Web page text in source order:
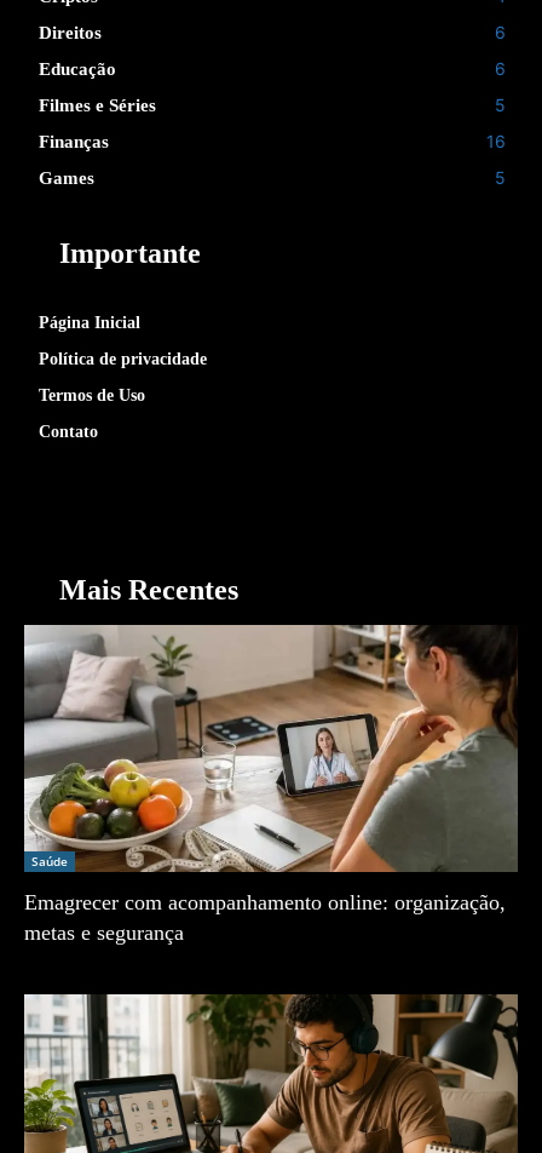
Direitos 6
Educação 6
Filmes e Séries 5
Finanças 16
Games 5
Importante
Página Inicial
Política de privacidade
Termos de Uso
Contato
Mais Recentes
Saúde
Emagrecer com acompanhamento online: organização,
metas e segurança